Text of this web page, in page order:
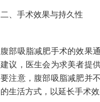
二、手术效果与持久性
腹部吸脂减肥手术的效果
建议，医生会为求美者提
要注意，腹部吸脂减肥并
的生活方式，以延长手术效